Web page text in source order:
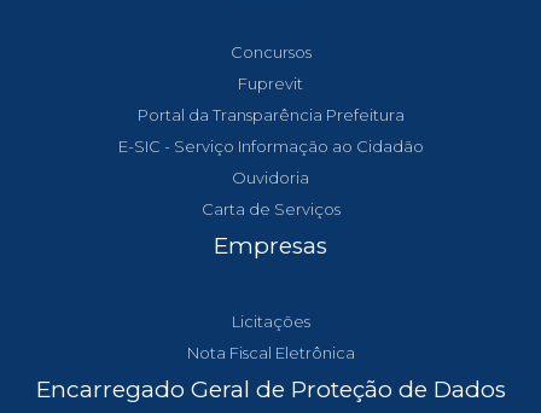
Concursos
Fuprevit
Portal da Transparência Prefeitura
E-SIC - Serviço Informação ao Cidadão
Ouvidoria
Carta de Serviços
Empresas
Licitações
Nota Fiscal Eletrônica
Encarregado Geral de Proteção de Dados